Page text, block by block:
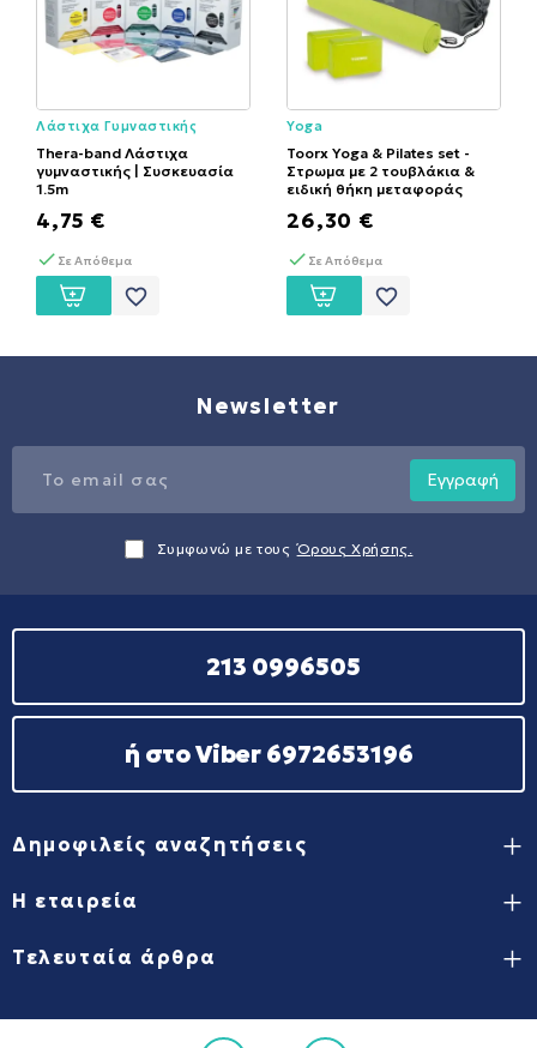
Λάστιχα Γυμναστικής
Thera-band Λάστιχα
γυμναστικής | Συσκευασία
1.5m
4,75 €
Σε Απόθεμα
favorite_border
Yoga
Toorx Yoga & Pilates set -
Στρωμα με 2 τουβλάκια &
ειδική θήκη μεταφοράς
26,30 €
Σε Απόθεμα
favorite_border
Newsletter
Εγγραφή
Συμφωνώ με τους Όρους Χρήσης.
213 0996505
ή στο Viber 6972653196
Δημοφιλείς αναζητήσεις
Η εταιρεία
Τελευταία άρθρα